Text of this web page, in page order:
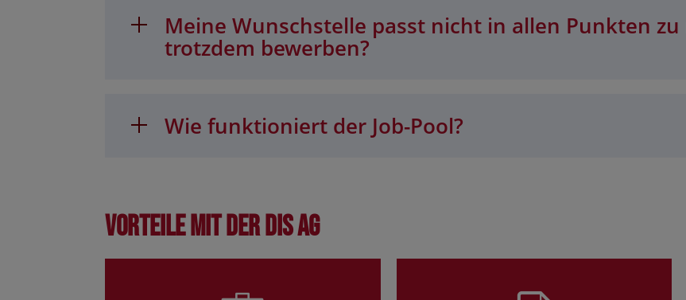
Meine Wunschstelle passt nicht in allen Punkten
trotzdem bewerben?
Wie funktioniert der Job-Pool?
Vorteile mit der DIS AG